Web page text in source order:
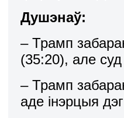
Душэнаў:
– Трамп
(35:20), але
– Трамп
аде інэрцыя